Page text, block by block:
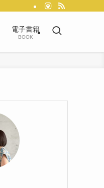
電子書籍
BOOK